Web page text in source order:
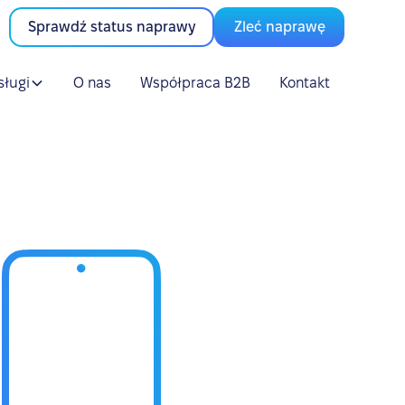
Sprawdź status naprawy Zleć naprawę
O nas Współpraca B2B Kontakt